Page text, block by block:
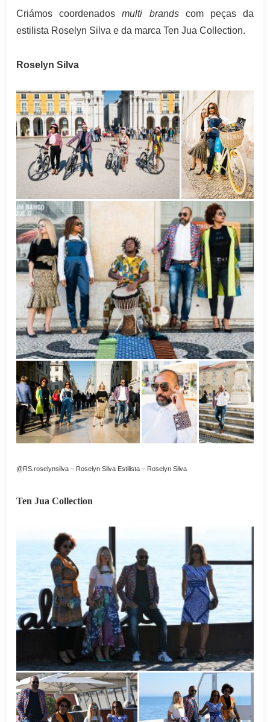
Criámos coordenadosmulti brandscom peças da
estilista Roselyn Silva e da marca Ten Jua Collection.
Roselyn Silva
@RS.roselynsilva – Roselyn Silva Estilista – Roselyn Silva
Ten Jua Collection